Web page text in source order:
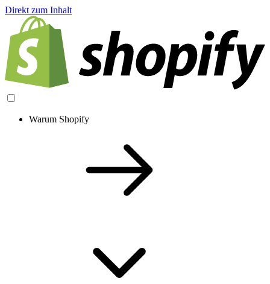
Direkt zum Inhalt
Warum Shopify